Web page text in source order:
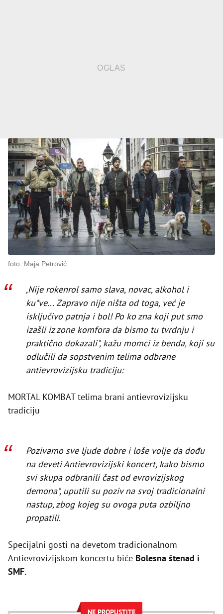
foto: Maja Petrović
,Nije rokenrol samo slava, novac, alkohol i
ku*ve... Zapravo nije ništa od toga, već je
isključivo patnja i bol! Po ko zna koji put smo
izašli iz zone komfora da bismo tu tvrdnju i
praktično dokazali", kažu momci iz benda, koji su
odlučili da sopstvenim telima odbrane
antievrovizijsku tradiciju:
MORTAL KOMBAT telima brani antievrovizijsku
tradiciju
Pozivamo sve ljude dobre i loše volje da dođu
na deveti Antievrovizijski koncert, kako bismo
svi skupa odbranili čast od evrovizijskog
demona", uputili su poziv na svoj tradicionalni
nastup, zbog kojeg su ovoga puta ozbiljno
propatili.
Specijalni gosti na devetom tradicionalnom
Antievrovizijskom koncertu biće Bolesna štenad i
SMF.
NE PROPUSTITE